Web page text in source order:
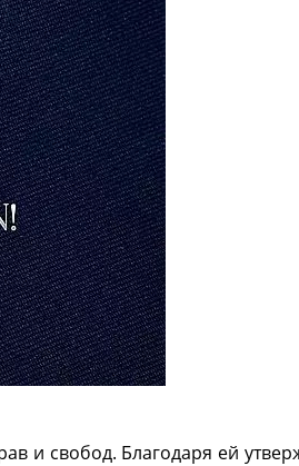
и свобод. Благодаря ей